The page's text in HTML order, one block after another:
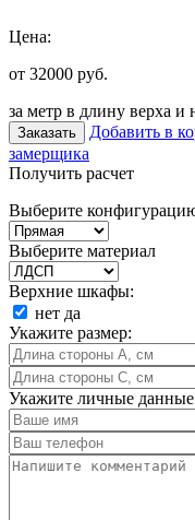
Цена:
от 32000 руб.
за метр в длину верха и
Заказать Добавить в
замерщика
Получить расчет
Выберите
Выберите материал
Верхние шкафы:
нет да
Укажите размер:
Укажите личные